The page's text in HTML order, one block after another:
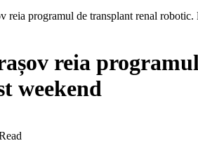
reia programul de transplant renal
reia
weekend